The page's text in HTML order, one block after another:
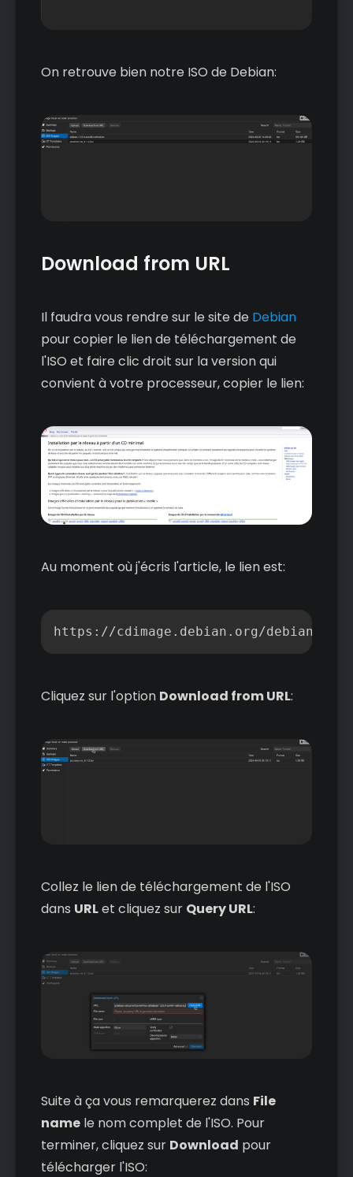
On retrouve bien notre ISO de Debian:
Download from URL
Il faudra vous rendre sur le site de Debian
pour copier le lien de téléchargement de
l'ISO et faire clic droit sur la version qui
convient à votre processeur, copier le lien:
Au moment où j'écris l'article, le lien est:
https://cdimage.debian.org/debian-
Copier
Cliquez sur l'option Download from URL:
Collez le lien de téléchargement de l'ISO
dans URLet cliquez sur Query URL:
Suite à ça vous remarquerez dans File
name le nom complet de l'ISO. Pour
terminer, cliquez sur Download pour
télécharger l'ISO: